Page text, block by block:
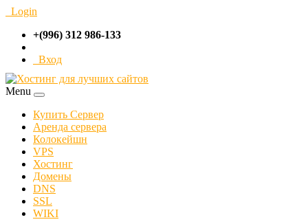
Login
+(996) 312 986-133
Вход
Menu
Купить Сервер
Аренда сервера
Колокейшн
VPS
Хостинг
Домены
DNS
SSL
WIKI